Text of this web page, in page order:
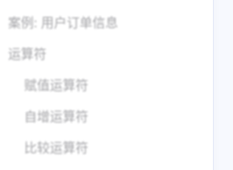
案例: 用户订单信息
运算符
赋值运算符
自增运算符
比较运算符